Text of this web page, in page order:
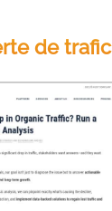
de trafic